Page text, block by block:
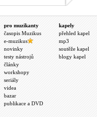
pro muzikanty
časopis Muzikus
e-muzikus
novinky
testy nástrojů
články
workshopy
seriály
videa
bazar
publikace a DVD
kapely
přehled kapel
mp3
soutěže kapel
blogy kapel